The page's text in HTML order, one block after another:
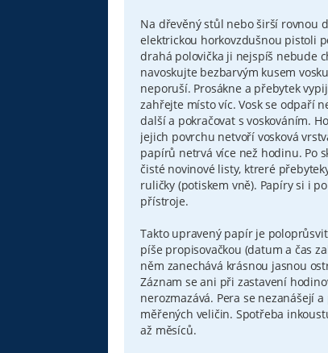
Na dřevěný stůl nebo širší rovnou
elektrickou horkovzdušnou pistoli
drahá polovička ji nejspíš nebude
navoskujte bezbarvým kusem
neporuší. Prosákne a přebytek
zahřejte místo víc. Vosk se odpaří
další a pokračovat s voskováním.
jejich povrchu netvoří vosková
papírů netrvá více než hodinu. Po
čisté novinové listy, ktreré
ruličky (potiskem vně). Papíry si i
přístroje.
Takto upravený papír je
píše propisovačkou (datum a čas
něm zanechává krásnou jasnou
Záznam se ani při zastavení
nerozmazává. Pera se nezanášejí
měřených veličin. Spotřeba
až měsíců.